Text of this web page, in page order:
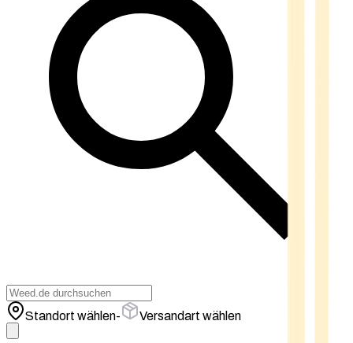
Standort wählen- Versandart wählen